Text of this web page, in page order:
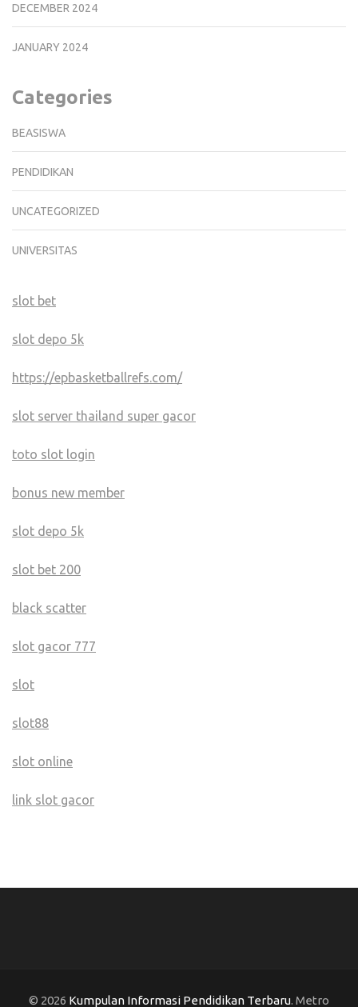
DECEMBER 2024
JANUARY 2024
Categories
BEASISWA
PENDIDIKAN
UNCATEGORIZED
UNIVERSITAS
slot bet
slot depo 5k
https://epbasketballrefs.com/
slot server thailand super gacor
toto slot login
bonus new member
slot depo 5k
slot bet 200
black scatter
slot gacor 777
slot
slot88
slot online
link slot gacor
© 2026 Kumpulan Informasi Pendidikan Terbaru. Metro